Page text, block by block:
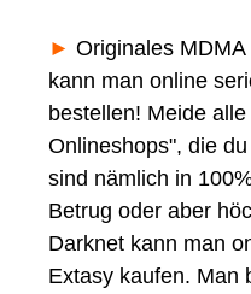
► Originales MDMA
kann man online
bestellen! Meide
Onlineshops", die
sind nämlich in
Betrug oder aber
Darknet kann man
Extasy kaufen. Man